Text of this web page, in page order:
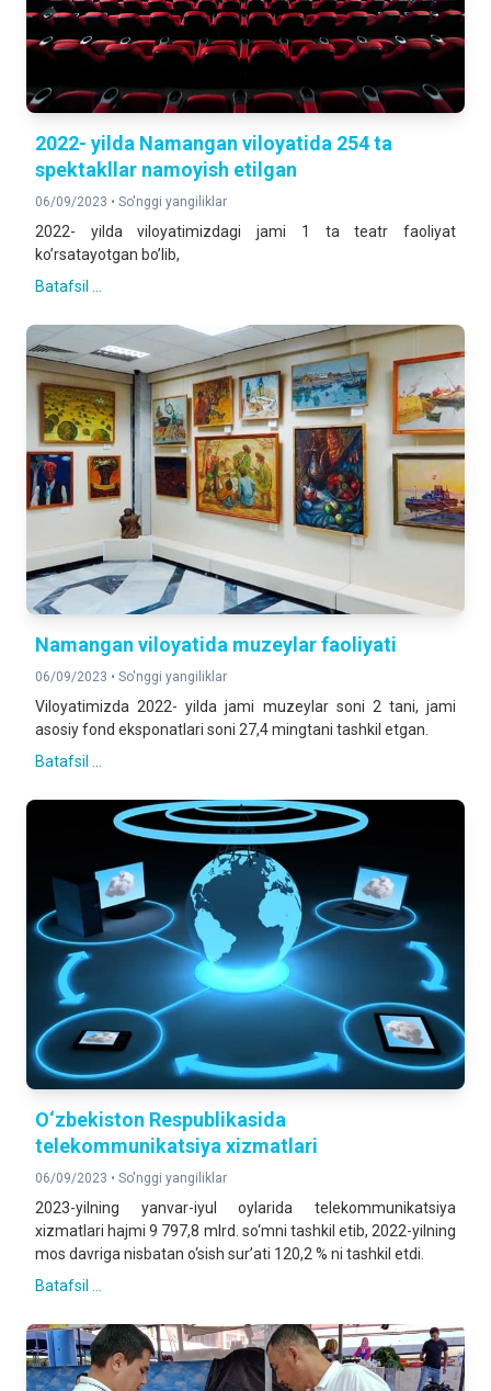
2022- yilda Namangan viloyatida 254 ta
spektakllar namoyish etilgan
06/09/2023 • So'nggi yangiliklar
2022- yilda viloyatimizdagi jami 1 ta teatr faoliyat
ko’rsatayotgan bo’lib,
Batafsil ...
Namangan viloyatida muzeylar faoliyati
06/09/2023 • So'nggi yangiliklar
Viloyatimizda 2022- yilda jami muzeylar soni 2 tani, jami
asosiy fond eksponatlari soni 27,4 mingtani tashkil etgan.
Batafsil ...
O‘zbekiston Respublikasida
telekommunikatsiya xizmatlari
06/09/2023 • So'nggi yangiliklar
2023-yilning yanvar-iyul oylarida telekommunikatsiya
xizmatlari hajmi 9 797,8 mlrd. so‘mni tashkil etib, 2022-yilning
mos davriga nisbatan o‘sish sur’ati 120,2 % ni tashkil etdi.
Batafsil ...